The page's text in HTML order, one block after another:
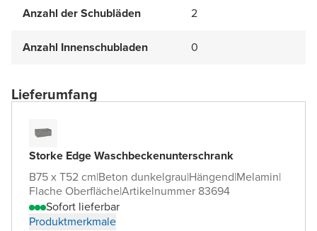
Anzahl der Schubläden 2
Anzahl Innenschubladen 0
Lieferumfang
Storke Edge Waschbeckenunterschrank
B75 x T52 cm|Beton dunkelgrau|Hängend|Melamin|
Flache Oberfläche|Artikelnummer 83694
Sofort lieferbar
Produktmerkmale